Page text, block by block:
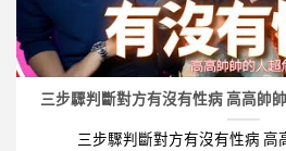
事！
20260625〉
中
三步驟判斷對方有沒有性病 高高帥
三步驟判斷對方有沒有性病 高